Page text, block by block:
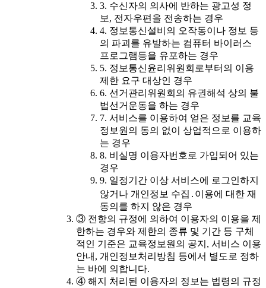
3. 수신자의 의사에 반하는 광고성 정
보, 전자우편을 전송하는 경우
4. 정보통신설비의 오작동이나 정보 등
의 파괴를 유발하는 컴퓨터 바이러스
프로그램등을 유포하는 경우
5. 정보통신윤리위원회로부터의 이용
제한 요구 대상인 경우
6. 선거관리위원회의 유권해석 상의 불
법선거운동을 하는 경우
7. 서비스를 이용하여 얻은 정보를 교육
정보원의 동의 없이 상업적으로 이용하
는 경우
8. 비실명 이용자번호로 가입되어 있는
경우
9. 일정기간 이상 서비스에 로그인하지
않거나 개인정보 수집․이용에 대한 재
동의를 하지 않은 경우
③ 전항의 규정에 의하여 이용자의 이용을 제
한하는 경우와 제한의 종류 및 기간 등 구체
적인 기준은 교육정보원의 공지, 서비스 이용
안내, 개인정보처리방침 등에서 별도로 정하
는 바에 의합니다.
④ 해지 처리된 이용자의 정보는 법령의 규정